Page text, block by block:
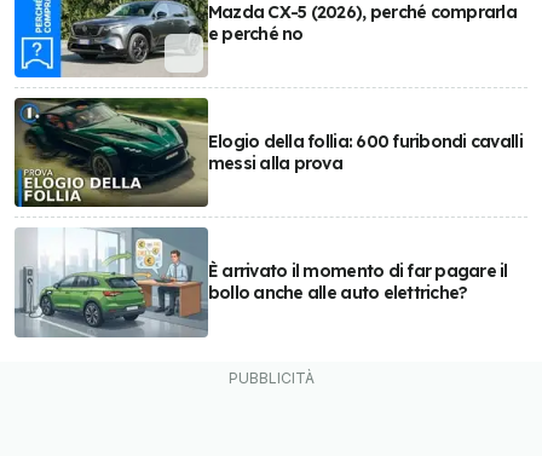
Mazda CX-5 (2026), perché comprarla
e perché no
Elogio della follia: 600 furibondi cavalli
messi alla prova
È arrivato il momento di far pagare il
bollo anche alle auto elettriche?